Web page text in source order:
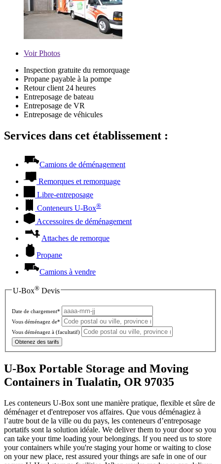
VoirPhotos
Inspection gratuite du remorquage
Propane payable à la pompe
Retour client 24 heures
Entreposage de bateau
Entreposage de VR
Entreposage de véhicules
Services dans cet établissement :
Camions de déménagement
Remorques et remorquage
Libre-entreposage
Conteneurs U-Box®
Accessoires de déménagement
Attaches de remorque
Propane
Camions à vendre
U-Box® Devis
Date de chargement*
Vous déménagez de*
Vous déménagez à (facultatif)
Obtenez des tarifs
U-Box Portable Storage and Moving
Containers in Tualatin, OR 97035
Les conteneurs U-Box sont une manière pratique, flexible et sûre de
déménager et d'entreposer vos affaires. Que vous déménagiez à
l’autre bout de la ville ou du pays, les conteneurs d’entreposage
portatifs sont la solution idéale. We deliver them to your door so you
can take your time loading your belongings. If you need us to store
your containers while you're staging your home or waiting to close
on your new place, rest assured your things are safe in one of our